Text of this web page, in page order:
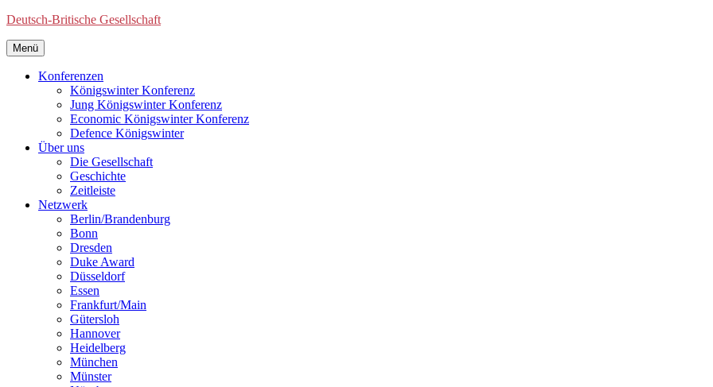
Deutsch-Britische Gesellschaft
Menü
Konferenzen
Königswinter Konferenz
Jung Königswinter Konferenz
Economic Königswinter Konferenz
Defence Königswinter
Über uns
Die Gesellschaft
Geschichte
Zeitleiste
Netzwerk
Berlin/Brandenburg
Bonn
Dresden
Duke Award
Düsseldorf
Essen
Frankfurt/Main
Gütersloh
Hannover
Heidelberg
München
Münster